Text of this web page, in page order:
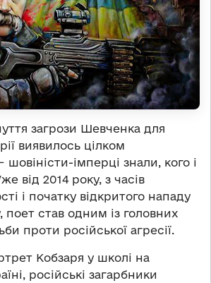
загрози Шевченка для
виявилось цілком
імперці знали, кого і
від 2014 року, з часів
і початку відкритого нападу
поет став одним із головних
проти російської агресії.
Кобзаря у школі на
російські загарбники